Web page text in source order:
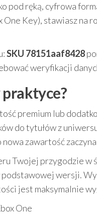
pod ręką, cyfrowa
Key), stawiasz na
SKU 78151aaf8428
weryfikacji
praktyce?
premium lub
do tytułów z
zawartość
Twojej przygodzie w
podstawowej wersji.
jest maksymalnie
One